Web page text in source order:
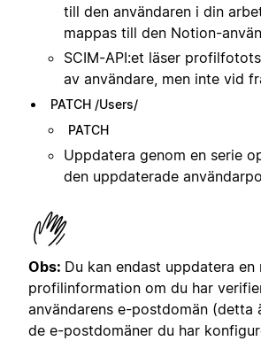
till den användaren i din
mappas till den Notion-
SCIM-API:et läser
av användare, men inte vid
PATCH /Users/
PATCH
Uppdatera genom en serie
den uppdaterade
Obs: Du kan endast uppdatera en
profilinformation om du har
användarens e-postdomän (detta
de e-postdomäner du har